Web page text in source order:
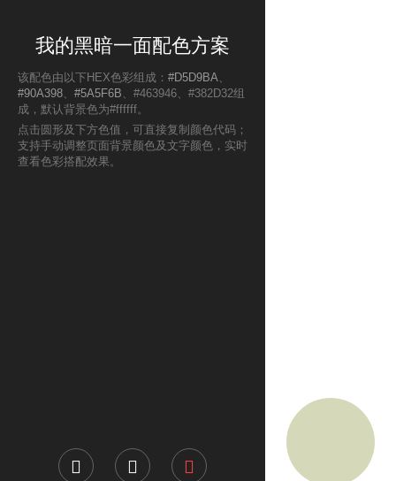
我的黑暗一面配色方案
该配色由以下HEX色彩组成： #D5D9BA、
#90A398、 #5A5F6B 、#463946、#382D32组
成，默认背景色为#ffffff。
点击圆形及下方色值，可直接复制颜色代码；
支持手动调整页面背景颜色及文字颜色，实时
查看色彩搭配效果。